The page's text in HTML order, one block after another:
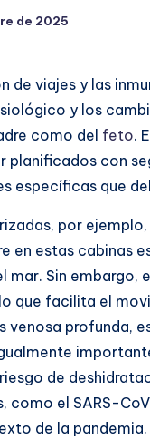
de 2025
de viajes y las
y los
como del feto.
planificados con
específicas que
por
en estas cabinas
mar. Sin embargo,
que facilita el
venosa profunda,
de
como el SARS-
de la pandemia.